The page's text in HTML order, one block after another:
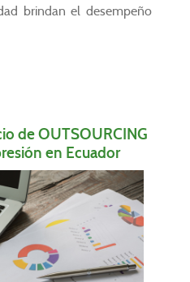
brindan el desempeño
de OUTSOURCING
en Ecuador